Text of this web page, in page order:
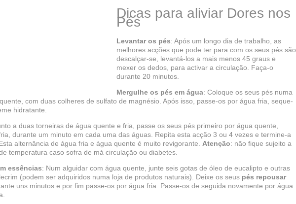
Dicas para aliviar Dores nos
Pés
Levantar os pés: Após um longo dia de trabalho, as
melhores acções que pode ter para com os seus pés são
descalçar-se, levantá-los a mais menos 45 graus e
mexer os dedos, para activar a circulação. Faça-o
durante 20 minutos.
Mergulhe os pés em água: Coloque os seus pés numa
com duas colheres de sulfato de magnésio. Após isso, passe-os por água fria, seque-
hidratante.
a duas torneiras de água quente e fria, passe os seus pés primeiro por água quente,
durante um minuto em cada uma das águas. Repita esta acção 3 ou 4 vezes e termine-a
alternância de água fria e água quente é muito revigorante. Atenção: não fique sujeito a
temperatura caso sofra de má circulação ou diabetes.
essências: Num alguidar com água quente, junte seis gotas de óleo de eucalipto e outras
(podem ser adquiridos numa loja de produtos naturais). Deixe os seus pés repousar
uns minutos e por fim passe-os por água fria. Passe-os de seguida novamente por água